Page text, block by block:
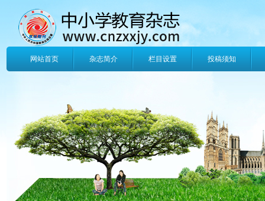
网站首页 杂志简介 栏目设置 投稿须知